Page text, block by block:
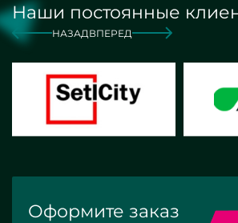
Наши постоянные
НАЗАД ВПЕРЕД
Оформите заказ